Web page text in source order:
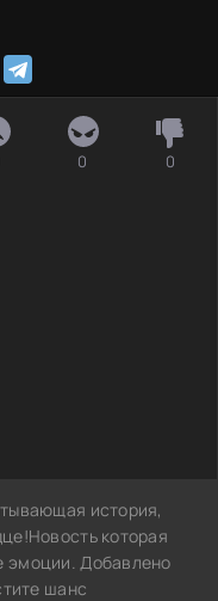
0 0
история,
которая
эмоции. Добавлено
шанс